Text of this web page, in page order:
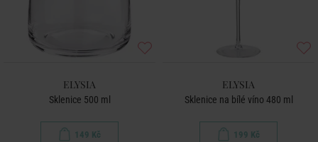
ELYSIA
Sklenice 500 ml
149 Kč
ELYSIA
Sklenice na bílé víno 480 ml
199 Kč